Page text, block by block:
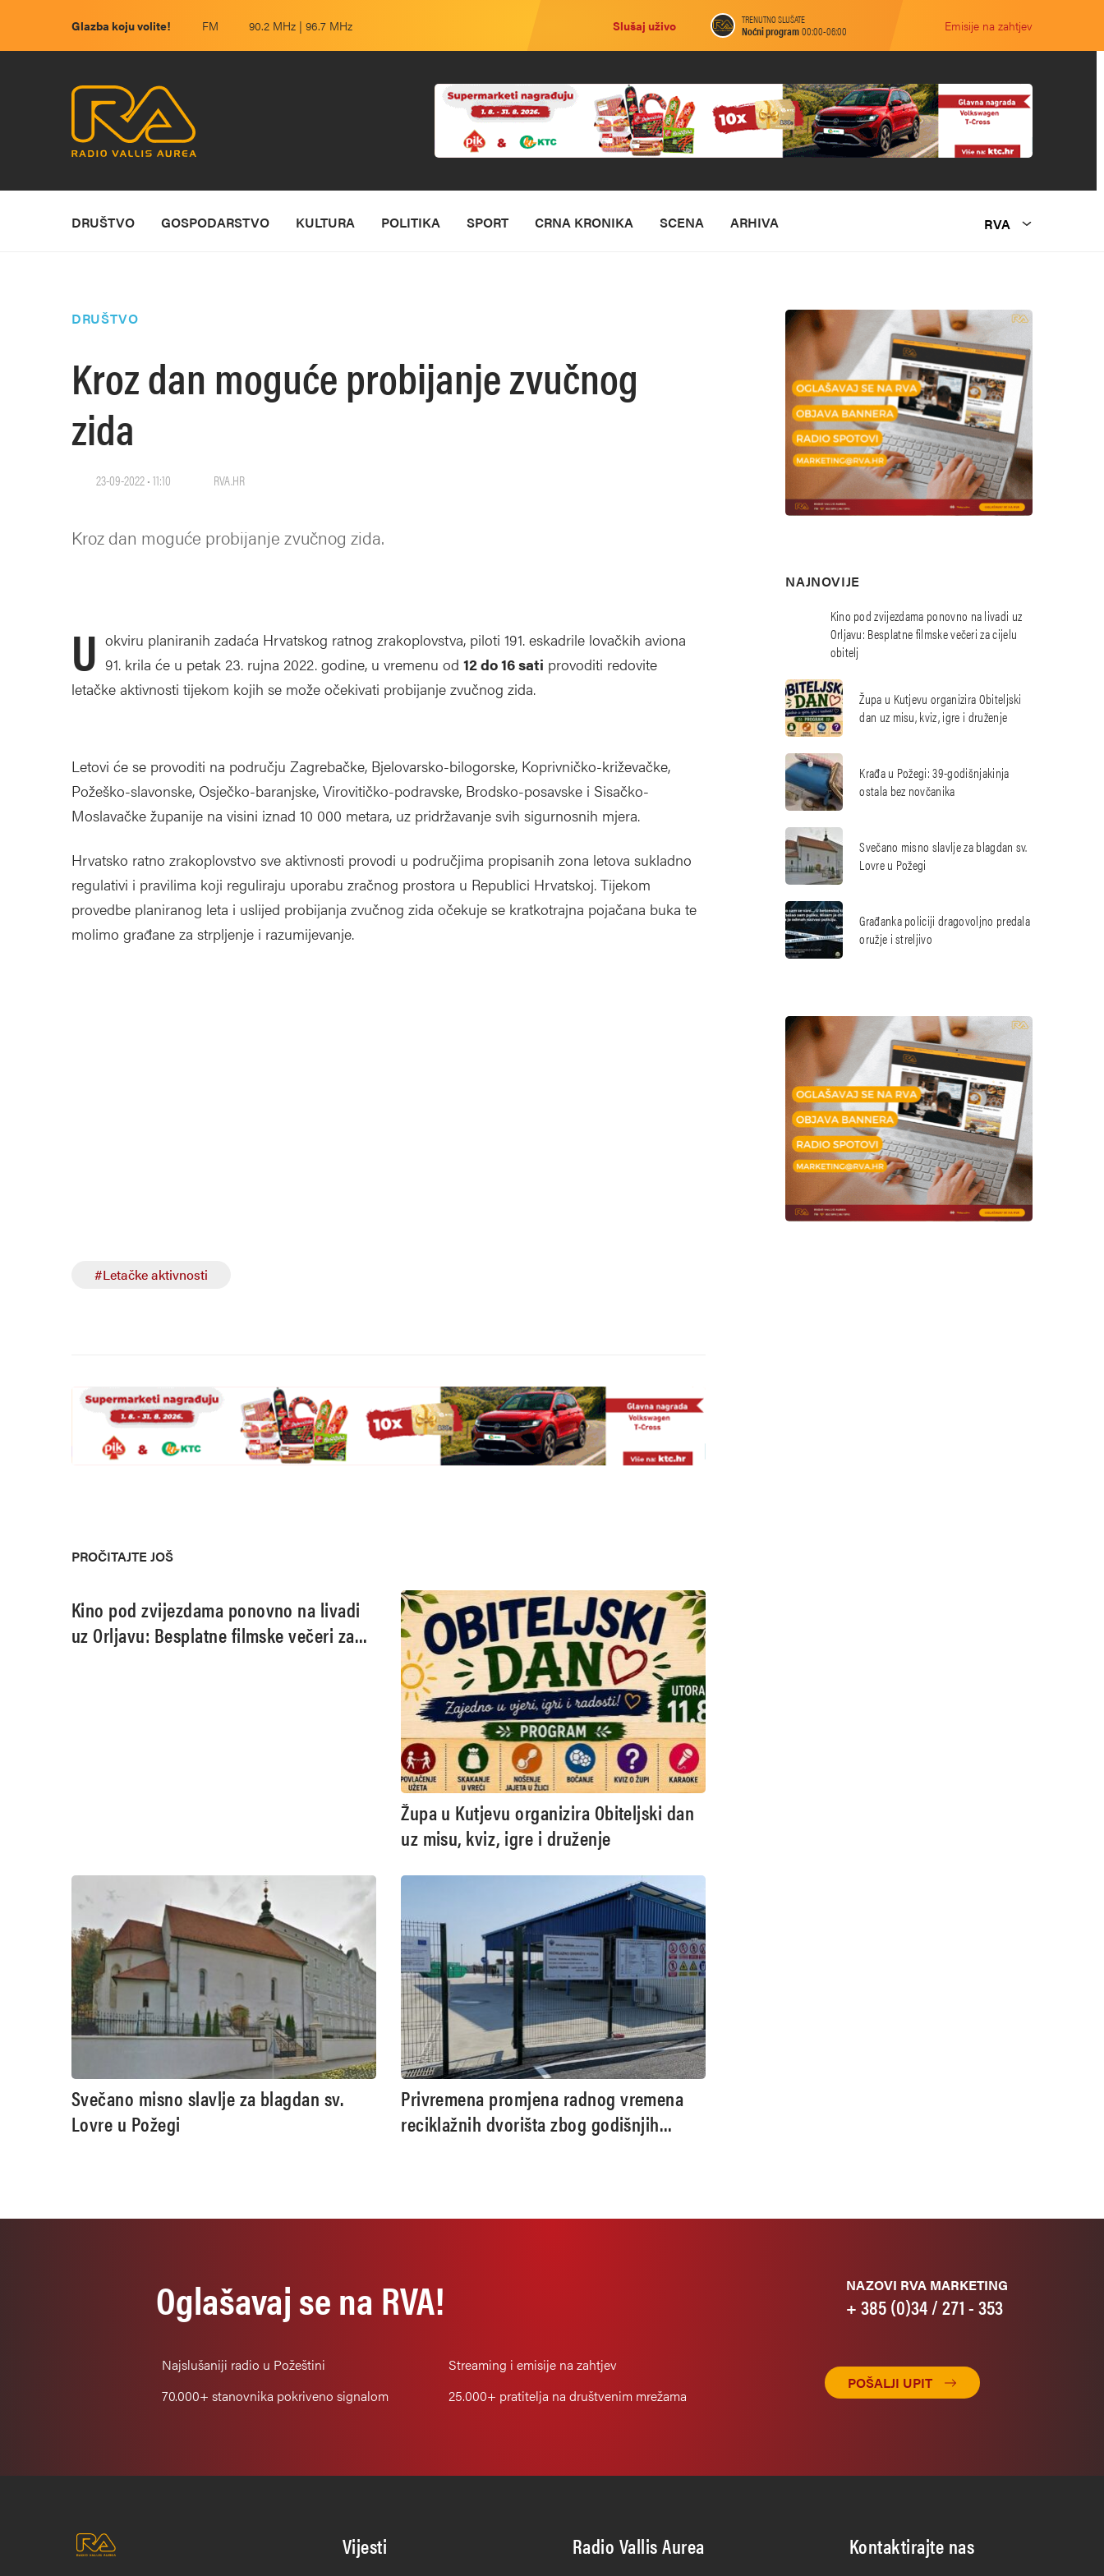
Glazba koju volite! FM 90.2 MHz | 96.7 MHz Slušaj uživo TRENUTNO SLUŠATE
Noćni program00:00-06:00 Emisije na zahtjev
DRUŠTVO GOSPODARSTVO KULTURA POLITIKA SPORT CRNA KRONIKA SCENA ARHIVA RVA
MARKETING
KONTAKT
DRUŠTVO
Kroz dan moguće probijanje zvučnog
zida
23-09-2022 • 11:10 RVA.HR
Kroz dan moguće probijanje zvučnog zida.
U okviru planiranih zadaća Hrvatskog ratnog zrakoplovstva, piloti 191. eskadrile lovačkih aviona
91. krila će u petak 23. rujna 2022. godine, u vremenu od 12 do 16 sati provoditi redovite
letačke aktivnosti tijekom kojih se može očekivati probijanje zvučnog zida.
Letovi će se provoditi na području Zagrebačke, Bjelovarsko-bilogorske, Koprivničko-križevačke,
Požeško-slavonske, Osječko-baranjske, Virovitičko-podravske, Brodsko-posavske i Sisačko-
Moslavačke županije na visini iznad 10 000 metara, uz pridržavanje svih sigurnosnih mjera.
Hrvatsko ratno zrakoplovstvo sve aktivnosti provodi u područjima propisanih zona letova sukladno
regulativi i pravilima koji reguliraju uporabu zračnog prostora u Republici Hrvatskoj. Tijekom
provedbe planiranog leta i uslijed probijanja zvučnog zida očekuje se kratkotrajna pojačana buka te
molimo građane za strpljenje i razumijevanje.
NAJNOVIJE
Kino pod zvijezdama ponovno na livadi uz
Orljavu: Besplatne filmske večeri za cijelu
obitelj
Župa u Kutjevu organizira Obiteljski
dan uz misu, kviz, igre i druženje
Krađa u Požegi: 39-godišnjakinja
ostala bez novčanika
Svečano misno slavlje za blagdan sv.
Lovre u Požegi
Građanka policiji dragovoljno predala
oružje i streljivo
#Letačke aktivnosti
PROČITAJTE JOŠ
Kino pod zvijezdama ponovno na livadi
uz Orljavu: Besplatne filmske večeri za
Župa u Kutjevu organizira Obiteljski dan
uz misu, kviz, igre i druženje
Svečano misno slavlje za blagdan sv.
Lovre u Požegi
Privremena promjena radnog vremena
reciklažnih dvorišta zbog godišnjih
Oglašavaj se na RVA!
Najslušaniji radio u Požeštini
Streaming i emisije na zahtjev
70.000+ stanovnika pokriveno signalom 25.000+ pratitelja na društvenim mrežama
NAZOVI RVA MARKETING
+ 385 (0)34 / 271 - 353
POŠALJI UPIT
Vijesti Radio Vallis Aurea Kontaktirajte nas